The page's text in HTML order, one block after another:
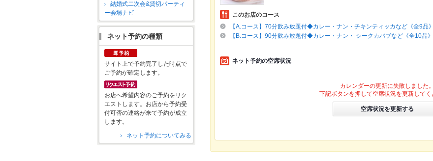
結婚式二次会&貸切パーティ
ー会場ナビ
ネット予約の種類
サイト上で予約完了した時点で
ご予約が確定します。
お店へ希望内容のご予約をリク
エストします。お店から予約受
付可否の連絡が来て予約が成立
します。
ネット予約についてみる
このお店のコース
【A.コース】70分飲み放題付◆カレー・ナン・チキンティッカなど《全9品
【B.コース】90分飲み放題付◆カレー・ナン・ シークカバブなど《全10品
ネット予約の空席状況
カレンダーの更新に失敗しました。
下記ボタンを押して空席状況を更新してく
空席状況を更新する